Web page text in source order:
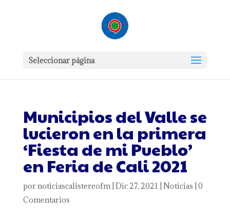
Seleccionar página
Municipios del Valle se
lucieron en la primera
‘Fiesta de mi Pueblo’
en Feria de Cali 2021
por noticiascalistereofm| Dic 27, 2021 Noticias 0
Comentarios